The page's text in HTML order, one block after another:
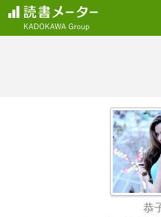
恭